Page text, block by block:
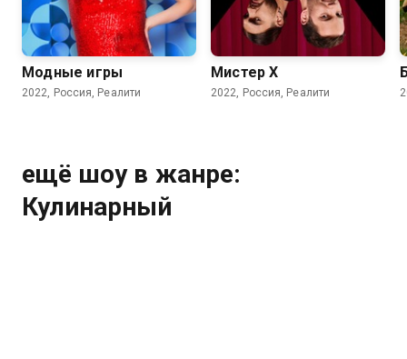
Модные игры
2022, Россия, Реалити
Мистер X
2022, Россия, Реалити
ещё шоу в жанре:
Кулинарный